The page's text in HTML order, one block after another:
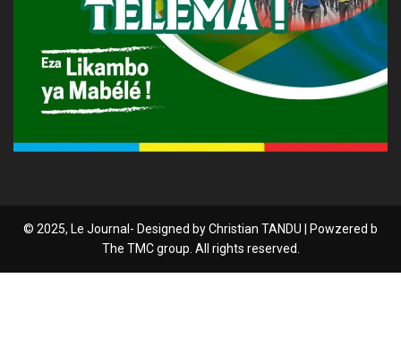
© 2025, Le Journal- Designed by Christian TANDU | Powzered b
The TMC group. All rights reserved.